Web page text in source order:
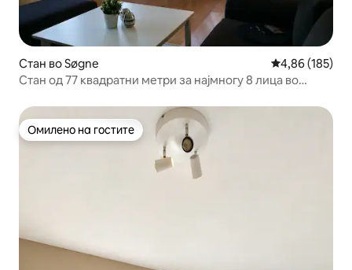
Стан во Søgne Просечна
4,86 (185)
Стан од 77 квадратни метри за најмногу 8 лица во
Омилено на гостите
Омилено на гостите